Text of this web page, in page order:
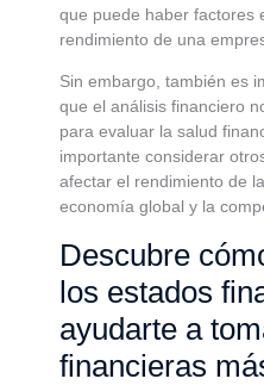
que puede haber factores
rendimiento de una
Sin embargo, también es
que el análisis financiero
para evaluar la salud
importante considerar
afectar el rendimiento de
economía global y la
Descubre
los estados
ayudarte a
financieras